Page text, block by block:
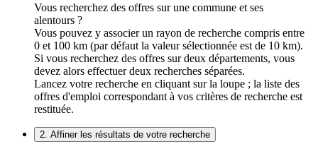
Vous recherchez des offres sur une commune et ses
alentours ?
Vous pouvez y associer un rayon de recherche compris entre
0 et 100 km (par défaut la valeur sélectionnée est de 10 km).
Si vous recherchez des offres sur deux départements, vous
devez alors effectuer deux recherches séparées.
Lancez votre recherche en cliquant sur la loupe ; la liste des
offres d'emploi correspondant à vos critères de recherche est
restituée.
2. Affiner les résultats de votre recherche